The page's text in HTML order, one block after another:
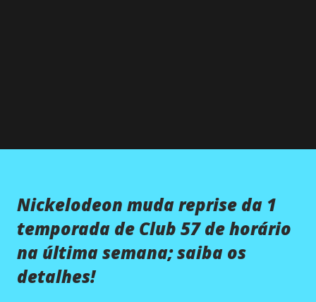
Nickelodeon muda reprise da 1
temporada de Club 57 de horário
na última semana; saiba os
detalhes!